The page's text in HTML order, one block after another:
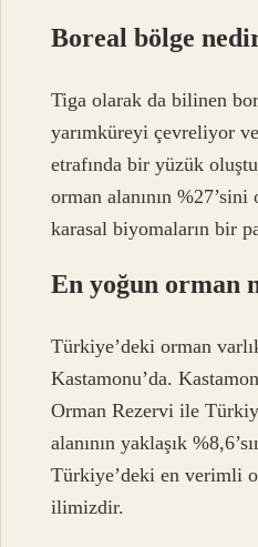
Boreal bölge
Tiga olarak da bilinen
yarımküreyi çevreliyor
etrafında bir yüzük
orman alanının
karasal biyomaların bir
En yoğun orman
Türkiye’deki orman
Kastamonu’da.
Orman Rezervi ile
alanının yaklaşık
Türkiye’deki en verimli
ilimizdir.